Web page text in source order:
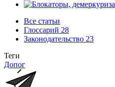
Все статьи
Глоссарий 28
Законодательство 23
Теги
Допог